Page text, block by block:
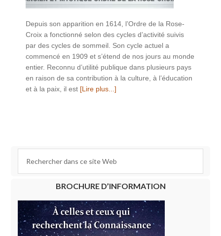
Depuis son apparition en 1614, l’Ordre de la Rose-
Croix a fonctionné selon des cycles d’activité suivis
par des cycles de sommeil. Son cycle actuel a
commencé en 1909 et s’étend de nos jours au monde
entier. Reconnu d’utilité publique dans plusieurs pays
en raison de sa contribution à la culture, à l’éducation
et à la paix, il est [Lire plus...]
BROCHURE D’INFORMATION